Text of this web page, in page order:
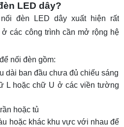
LED dây?
đèn LED dây xuất hiện rất
các công trình cần mở rộng hệ
nối đèn gồm:
dài ban đầu chưa đủ chiếu sáng
L hoặc chữ U ở các viền tường
hoặc tủ
hoặc khác khu vực với nhau để